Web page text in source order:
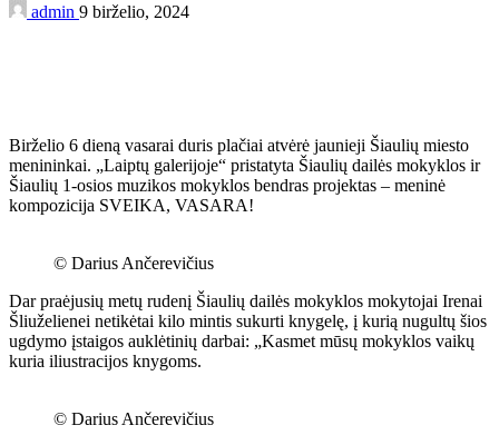
admin 9 birželio, 2024
Birželio 6 dieną vasarai duris plačiai atvėrė jaunieji Šiaulių miesto
menininkai. „Laiptų galerijoje“ pristatyta Šiaulių dailės mokyklos ir
Šiaulių 1-osios muzikos mokyklos bendras projektas – meninė
kompozicija SVEIKA, VASARA!
© Darius Ančerevičius
Dar praėjusių metų rudenį Šiaulių dailės mokyklos mokytojai Irenai
Šliuželienei netikėtai kilo mintis sukurti knygelę, į kurią nugultų šios
ugdymo įstaigos auklėtinių darbai: „Kasmet mūsų mokyklos vaikų
kuria iliustracijos knygoms.
© Darius Ančerevičius